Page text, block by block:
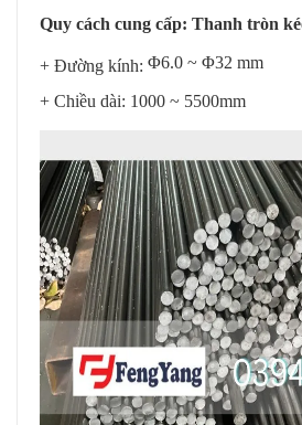
Quy cách cung cấp: Thanh tròn
+ Đường kính: Φ6.0 ~ Φ32 mm
+ Chiều dài: 1000 ~ 5500mm